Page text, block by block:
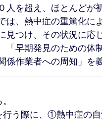
を超え、ほとんどが
は、熱中症の重篤化に
見つけ、その状況に応
「早期発見のための体
作業者への周知」を
う際に、①熱中症の